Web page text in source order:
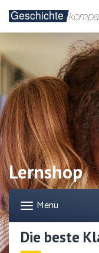
Lernshop
Menü
Die beste